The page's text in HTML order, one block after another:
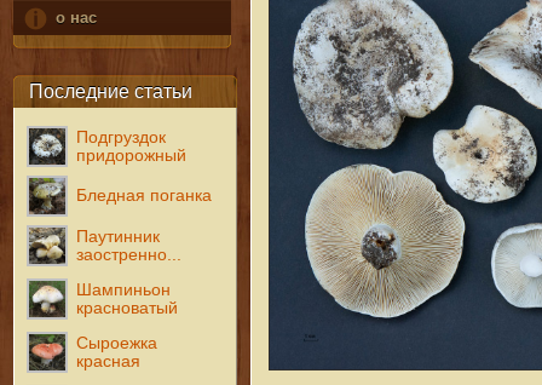
о нас
Последние статьи
Подгруздок
придорожный
Бледная поганка
Паутинник
заостренно...
Шампиньон
красноватый
Сыроежка
красная